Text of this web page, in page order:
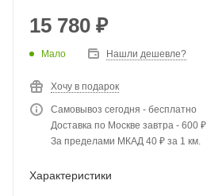
15 780 ₽
Мало Нашли дешевле?
Хочу в подарок
Самовывоз сегодня - бесплатно
Доставка по Москве завтра - 600 ₽
За пределами МКАД 40 ₽ за 1 км.
Характеристики